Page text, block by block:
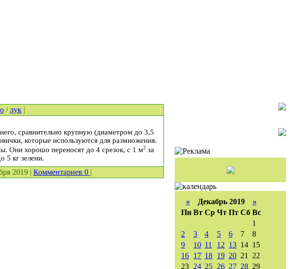
/лук |
сравнительно крупную (диаметром до 3,5
которые используются для размножения.
Они хорошо переносят до 4 срезок, с 1 м2за
5 кг зелени.
2019 | Комментариев 0 |
«Декабрь 2019 »
Пн Вт Ср Чт Пт Сб Вс
1
2
3 4 5 6 7
8
9
10 11 12 13 14 15
16 17 18 19 20 21
22
23 24 25 26 27 28 29